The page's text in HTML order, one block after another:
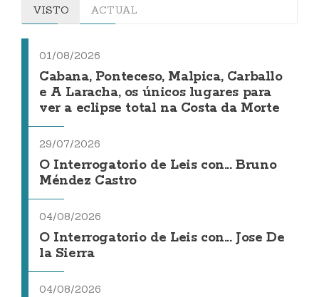
VISTO ACTUAL
01/08/2026
Cabana, Ponteceso, Malpica, Carballo
e A Laracha, os únicos lugares para
ver a eclipse total na Costa da Morte
29/07/2026
O Interrogatorio de Leis con... Bruno
Méndez Castro
04/08/2026
O Interrogatorio de Leis con... Jose De
la Sierra
04/08/2026